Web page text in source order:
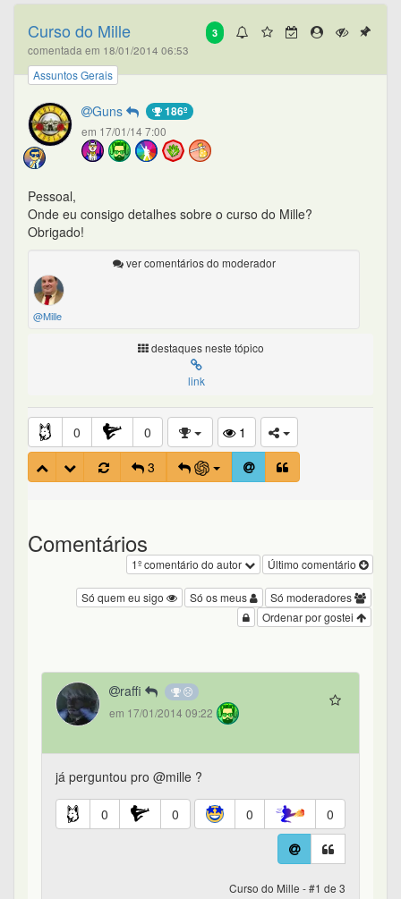
3
Curso do Mille
comentada em 18/01/2014 06:53
Assuntos Gerais
Guns 186º
em 17/01/14 7:00
Pessoal,
Onde eu consigo detalhes sobre o curso do Mille?
Obrigado!
ver comentários do moderador
@Mille
destaques neste tópico
link
0 0
1
3
Comentários
Último comentário
1º comentário do autor
Só moderadores
Só os meus
Só quem eu sigo
Ordenar por gostei
raffi
em 17/01/2014 09:22
já perguntou pro @mille ?
0 0 0 0
Curso do Mille - #1 de 3